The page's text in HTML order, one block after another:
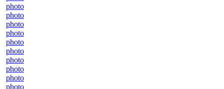
photo
photo
photo
photo
photo
photo
photo
photo
photo
photo